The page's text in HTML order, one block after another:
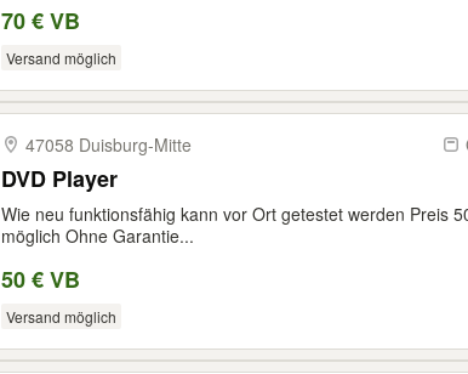
70 € VB
Versand möglich
47058 Duisburg-​Mitte
DVD Player
Wie neu funktionsfähig kann vor Ort getestet werden Preis
möglich Ohne Garantie...
50 € VB
Versand möglich